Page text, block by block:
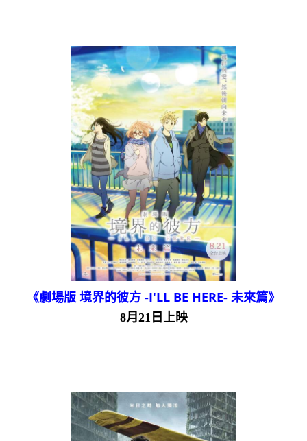
《劇場版 境界的彼方 -I'LL BE HERE- 未來篇》
8月21日上映